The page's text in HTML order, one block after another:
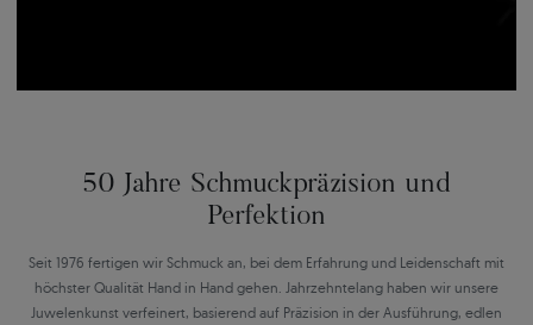
50 Jahre Schmuckpräzision und
Perfektion
Seit 1976 fertigen wir Schmuck an, bei dem Erfahrung und Leidenschaft mit
höchster Qualität Hand in Hand gehen. Jahrzehntelang haben wir unsere
Juwelenkunst verfeinert, basierend auf Präzision in der Ausführung, edlen